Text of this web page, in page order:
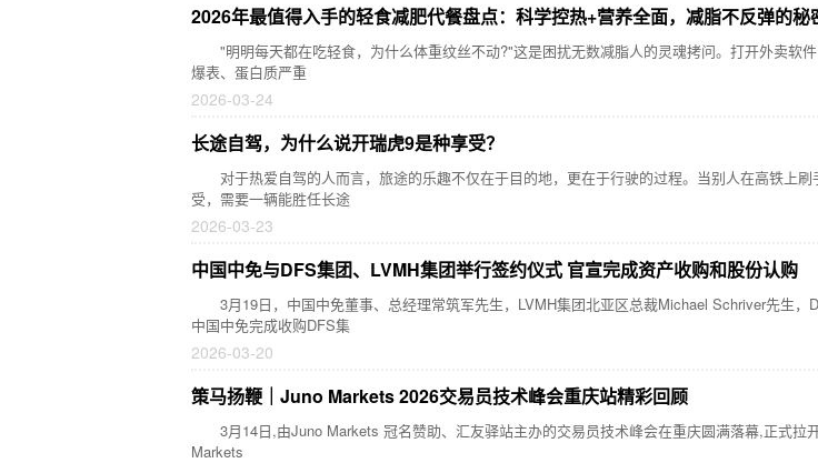
2026年最值得入手的轻食减肥代餐盘点：科学控热+营养全面，减脂不反弹的秘
"明明每天都在吃轻食，为什么体重纹丝不动?"这是困扰无数减脂人的灵魂拷问。打开外卖软
爆表、蛋白质严重
2026-03-24
长途自驾，为什么说开瑞虎9是种享受？
对于热爱自驾的人而言，旅途的乐趣不仅在于目的地，更在于行驶的过程。当别人在高铁上
受，需要一辆能胜任长途
2026-03-23
中国中免与DFS集团、LVMH集团举行签约仪式 官宣完成资产收购和股份认购
3月19日，中国中免董事、总经理常筑军先生，LVMH集团北亚区总裁Michael Schriver先生，
中国中免完成收购DFS集
2026-03-20
策马扬鞭｜Juno Markets 2026交易员技术峰会重庆站精彩回顾
3月14日,由Juno Markets 冠名赞助、汇友驿站主办的交易员技术峰会在重庆圆满落幕,正
Markets